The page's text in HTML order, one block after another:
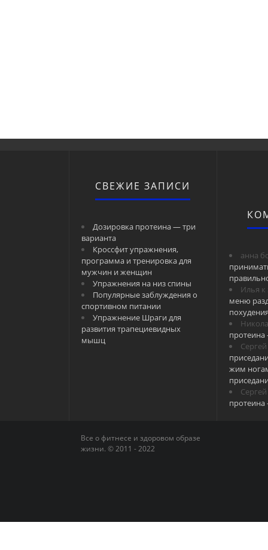
СВЕЖИЕ ЗАПИСИ
Дозировка протеина — три
варианта
Кроссфит упражнения,
программа и тренировка для
мужчин и женщин
Упражнения на низ спины
Популярные заблуждения о
спортивном питании
Упражнение Шраги для
развития трапециевидных
мышц
анна
Илья
меню
протеина
Сергей
жим
Сергей
протеина
Все о фитнесе и здоровом образе
жизни. © 2011 - 2022